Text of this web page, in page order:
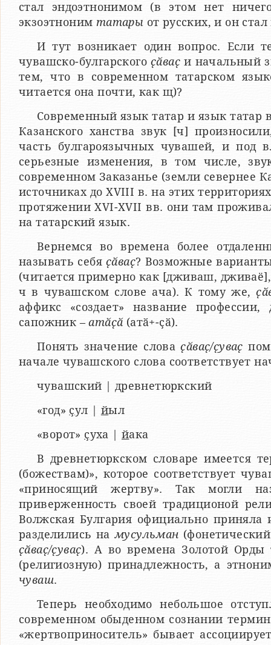
стал эндоэтнонимом (в этом нет
экзоэтноним татары от русских, и он
И тут возникает один вопрос. Если
чувашско-булгарскогоҫӑваҫ и начальный
тем, что в современном татарском
читается она почти, как щ)?
Современный язык татар и язык татар
Казанского ханства звук [ч]
часть булгароязычных чувашей, и под
серьезные изменения, в том числе,
современном Заказанье (земли севернее
источниках до XVIII в. на этих
протяжении XVI-XVII вв. они там
на татарский язык.
Вернемся во времена более
называть себяҫӑваҫ? Возможные
(читается примерно как [дживаш,
ч в чувашском слове ача). К тому же,
аффикс «создает» название
сапожник –атӑҫӑ(атӑ+-ҫӑ).
Понять значение словаҫӑваҫ/ҫуваҫ
начале чувашского слова соответствует
чувашский | древнетюркский
«год» ҫул | йыл
«ворот» ҫуха |йака
В древнетюркском словаре имеется
(божествам)», которое соответствует
«приносящий жертву». Так могли
приверженность своей традиционой
Волжская Булгария официально
разделились на мусульман
ҫӑваҫ/ҫуваҫ). А во времена Золотой
(религиозную) принадлежность, а
чуваш.
Теперь необходимо небольшое
современном обыденном сознании
«жертвоприноситель» бывает